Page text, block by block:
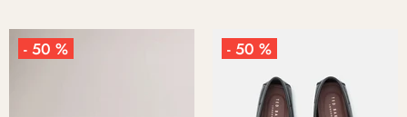
- 50 % - 50 %